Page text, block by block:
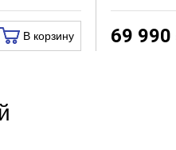
В корзину 69 990